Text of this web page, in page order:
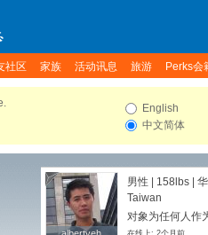
社区 家族 活动讯息 旅游 Perks会
English
中文简体
男性 | 158lbs |
Taiwan
对象为任何人作
在线上: 2个月前